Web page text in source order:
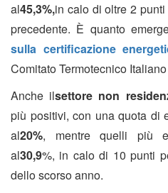
al45,3%,in calo di oltre 2
precedente. È quanto
sulla certificazione
Comitato Termotecnico
Anche ilsettore non
più positivi, con una quota di
al20%, mentre quelli più
al30,9%, in calo di 10 punti
dello scorso anno.